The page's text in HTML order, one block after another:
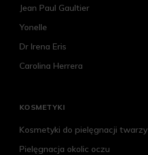
Jean Paul Gaultier
Yonelle
Dr Irena Eris
Carolina Herrera
KOSMETYKI
Kosmetyki do pielęgnacji twarzy
Pielęgnacja okolic oczu